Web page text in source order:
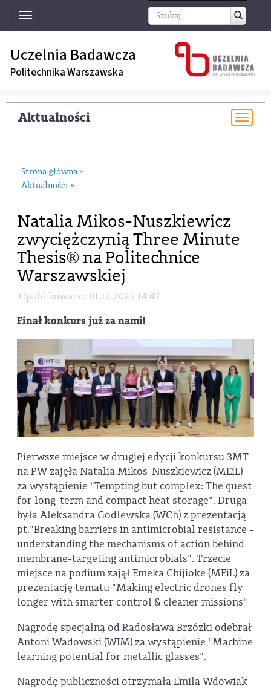
Toggle
navigation
Uczelnia Badawcza
Politechnika Warszawska
Aktualności
Strona główna »
Aktualności »
Natalia Mikos-Nuszkiewicz
zwyciężczynią Three Minute
Thesis® na Politechnice
Warszawskiej
Opublikowano: 01.12.2025 14:47
Finał konkurs już za nami!
Pierwsze miejsce w drugiej edycji konkursu 3MT
na PW zajęła Natalia Mikos-Nuszkiewicz (MEiL)
za wystąpienie "Tempting but complex: The quest
for long-term and compact heat storage". Druga
była Aleksandra Godlewska (WCh) z prezentacją
pt."Breaking barriers in antimicrobial resistance -
understanding the mechanisms of action behind
membrane-targeting antimicrobials". Trzecie
miejsce na podium zajął Emeka Chijioke (MEiL) za
prezentację tematu "Making electric drones fly
longer with smarter control & cleaner missions"
Nagrodę specjalną od Radosława Brzózki odebrał
Antoni Wadowski (WIM) za wystąpienie "Machine
learning potential for metallic glasses".
Nagrodę publiczności otrzymała Emila Wdowiak